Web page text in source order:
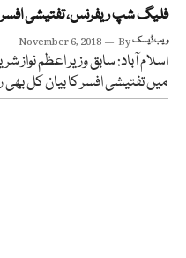
فلیگ شپ ریفرنس، تفتیشی افسر
November 6, 2018 Byویب ڈیسک
اسلام آباد: سابق وزیر اعظم
میں تفتیشی افسر کا بیان کل